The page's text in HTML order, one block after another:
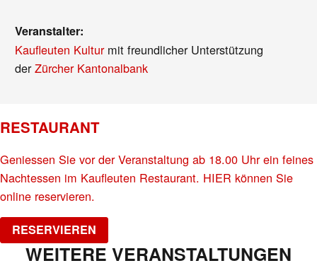
Veranstalter:
Kaufleuten Kulturmit freundlicher Unterstützung
derZürcher Kantonalbank
RESTAURANT
Geniessen Sie vor der Veranstaltung ab 18.00 Uhr ein feines
Nachtessen im Kaufleuten Restaurant. HIER können Sie
online reservieren.
RESERVIEREN
WEITERE VERANSTALTUNGEN